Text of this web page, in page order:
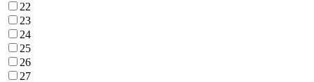
22
23
24
25
26
27